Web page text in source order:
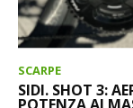
SCARPE
SIDI. SHOT 3: